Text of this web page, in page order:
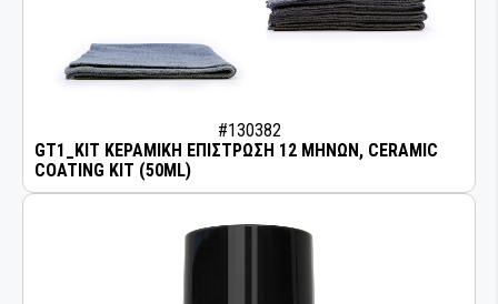
#130382
GT1_KIT ΚΕΡΑΜΙΚΗ ΕΠΙΣΤΡΩΣΗ 12 ΜΗΝΩΝ, CERAMIC
COATING KIT (50ML)